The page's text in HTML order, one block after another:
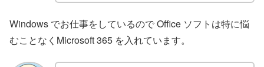
Windows でお仕事をしているので Office ソフトは特に悩
むことなくMicrosoft 365 を入れています。